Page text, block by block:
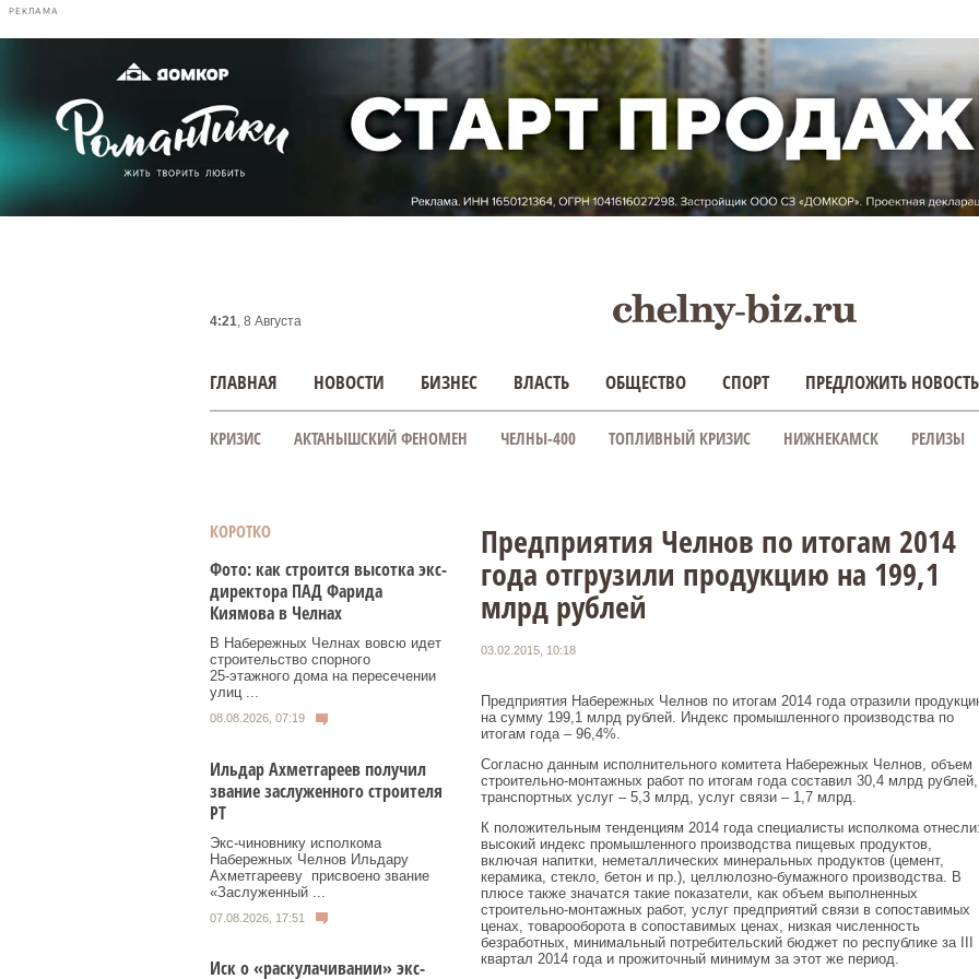
РЕКЛАМА
4:21, 8 Августа
ГЛАВНАЯ НОВОСТИ БИЗНЕС ВЛАСТЬ ОБЩЕСТВО СПОРТ ПРЕДЛОЖИТЬ НОВОСТЬ
КРИЗИС АКТАНЫШСКИЙ ФЕНОМЕН ЧЕЛНЫ-400 ТОПЛИВНЫЙ КРИЗИС НИЖНЕКАМСК РЕЛИЗЫ
КОРОТКО
Фото: как строится высотка экс-
директора ПАД Фарида
Киямова в Челнах
В Набережных Челнах вовсю идет
строительство спорного
25‑этажного дома на пересечении
улиц ...
08.08.2026, 07:19
Ильдар Ахметгареев получил
звание заслуженного строителя
РТ
Экс‑чиновнику исполкома
Набережных Челнов Ильдару
Ахметгарееву присвоено звание
«Заслуженный ...
07.08.2026, 17:51
Иск о «раскулачивании» экс-
Предприятия Челнов по итогам 2014
года отгрузили продукцию на 199,1
млрд рублей
03.02.2015, 10:18
Предприятия Набережных Челнов по итогам 2014 года отразили
на сумму 199,1 млрд рублей. Индекс промышленного производства по
итогам года – 96,4%.
Согласно данным исполнительного комитета Набережных Челнов, объем
строительно-монтажных работ по итогам года составил 30,4 млрд рублей,
транспортных услуг – 5,3 млрд, услуг связи – 1,7 млрд.
К положительным тенденциям 2014 года специалисты исполкома
высокий индекс промышленного производства пищевых продуктов,
включая напитки, неметаллических минеральных продуктов (цемент,
керамика, стекло, бетон и пр.), целлюлозно-бумажного производства. В
плюсе также значатся такие показатели, как объем выполненных
строительно-монтажных работ, услуг предприятий связи в сопоставимых
ценах, товарооборота в сопоставимых ценах, низкая численность
безработных, минимальный потребительский бюджет по республике за III
квартал 2014 года и прожиточный минимум за этот же период.